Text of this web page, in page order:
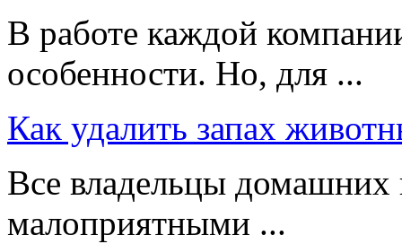
В работе каждой
особенности. Но, для ...
Как удалить запах
Все владельцы домашних
малоприятными ...